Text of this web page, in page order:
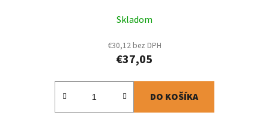
Skladom
€30,12 bez DPH
€37,05
DO KOŠÍKA